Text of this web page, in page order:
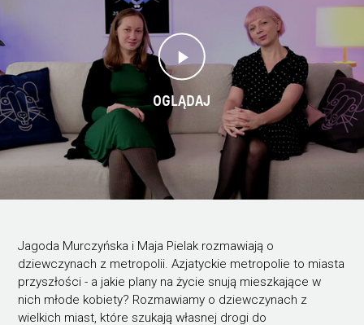
OGLĄDAJ
Jagoda Murczyńska i Maja Pielak rozmawiają o
dziewczynach z metropolii. Azjatyckie metropolie to miasta
przyszłości - a jakie plany na życie snują mieszkające w
nich młode kobiety? Rozmawiamy o dziewczynach z
wielkich miast, które szukają własnej drogi do